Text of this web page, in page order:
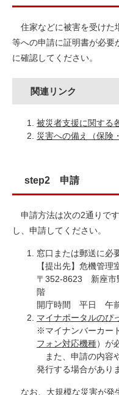
住家などに被害を受けた
等への申請に証明書が必要
に確認してください。
関連リンク
被災者支援に関する
災害への備え（保険
step2 申請
申請方法は次の2通りで
し、申請してください。
窓口または郵送に必
【提出先】危機管理
〒352-8623 新座市
階
開庁時間 平日 午前
マイナポータルのぴ
※マイナンバーカー
フォン対応機種）が
また、申請の内容
発行する場合があり
なお、大規模な災害が発